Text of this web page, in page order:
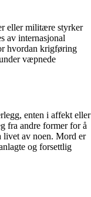
eller militære styrker
av internasjonal
hvordan krigføring
væpnede
enten i affekt eller
fra andre former for å
livet av noen. Mord er
og forsettlig